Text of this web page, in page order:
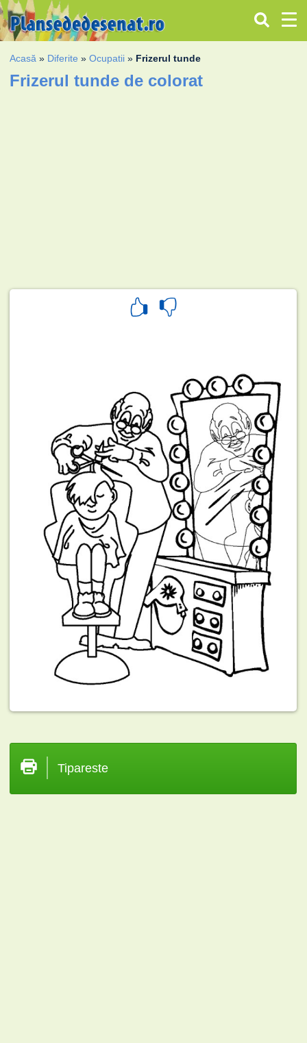
Acasă » Diferite »Ocupatii » Frizerul tunde
Frizerul tunde de colorat
Tipareste